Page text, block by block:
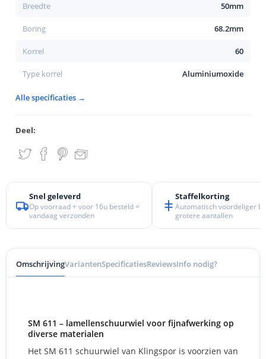
Breedte 50mm
Boring 68.2mm
Korrel 60
Type korrel Aluminiumoxide
Alle specificaties →
Deel:
Snel geleverd
Op voorraad + voor 16u besteld =
vandaag verzonden
Staffelkorting
Automatisch voordeliger bij
grotere aantallen
OmschrijvingVariantenSpecificatiesReviewsInfo nodig?
SM 611 – lamellenschuurwiel voor fijnafwerking op
diverse materialen
Het SM 611 schuurwiel van Klingspor is voorzien van